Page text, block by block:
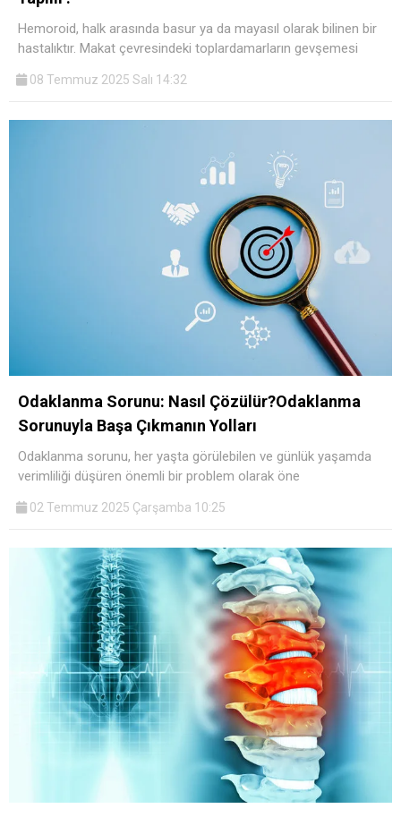
Hemoroid, halk arasında basur ya da mayasıl olarak bilinen bir
hastalıktır. Makat çevresindeki toplardamarların gevşemesi
08 Temmuz 2025 Salı 14:32
Odaklanma Sorunu: Nasıl Çözülür?Odaklanma
Sorunuyla Başa Çıkmanın Yolları
Odaklanma sorunu, her yaşta görülebilen ve günlük yaşamda
verimliliği düşüren önemli bir problem olarak öne
02 Temmuz 2025 Çarşamba 10:25